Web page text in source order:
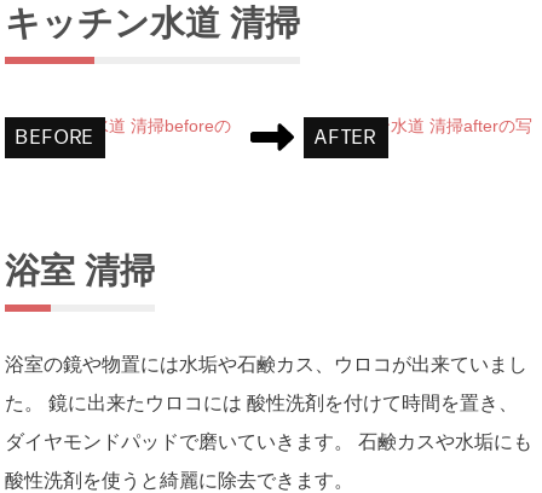
キッチン水道 清掃
浴室 清掃
浴室の鏡や物置には水垢や石鹸カス、ウロコが出来ていまし
た。 鏡に出来たウロコには 酸性洗剤を付けて時間を置き、
ダイヤモンドパッドで磨いていきます。 石鹸カスや水垢にも
酸性洗剤を使うと綺麗に除去できます。